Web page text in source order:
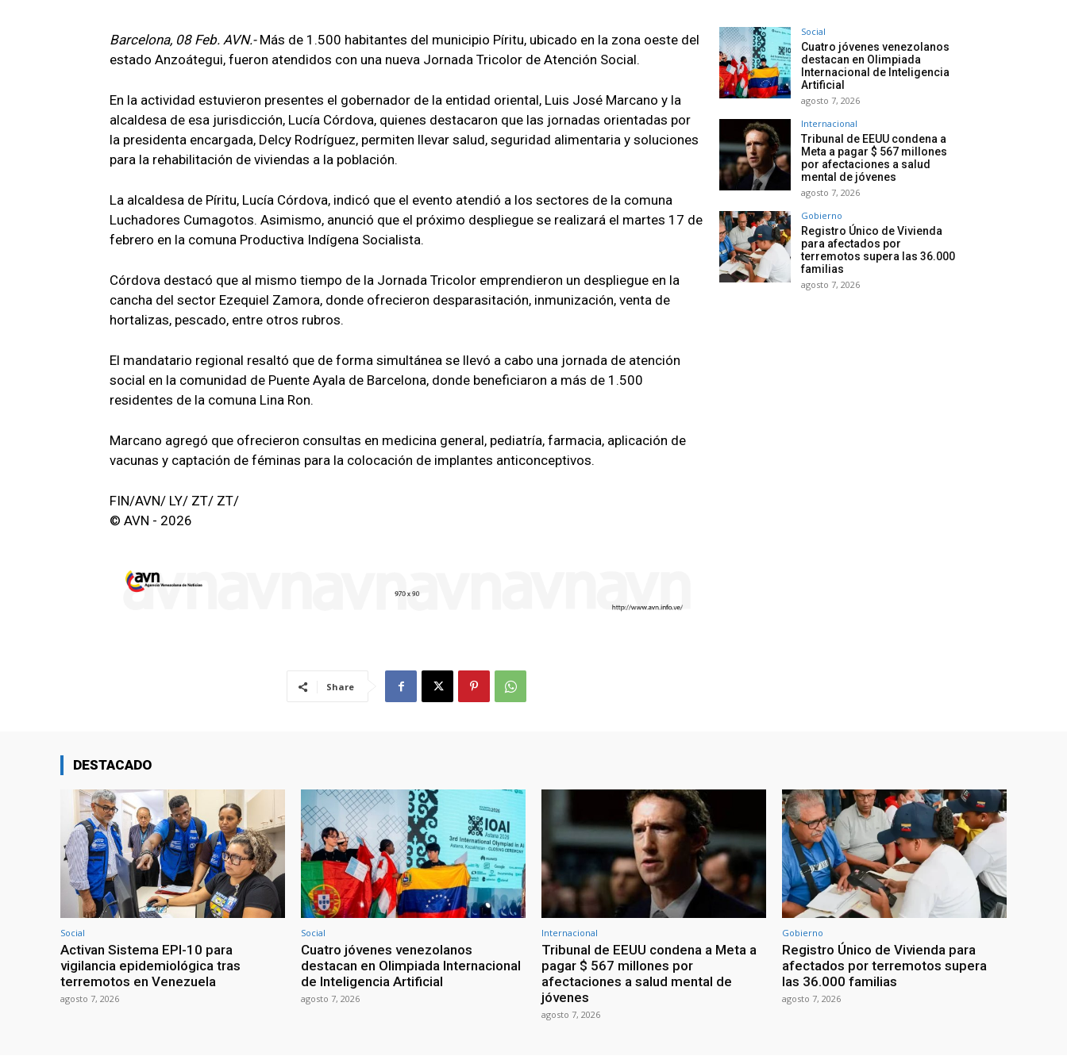
Barcelona, 08 Feb. AVN.- Más de 1.500 habitantes del municipio Píritu, ubicado en la zona oeste del
estado Anzoátegui, fueron atendidos con una nueva Jornada Tricolor de Atención Social.
En la actividad estuvieron presentes el gobernador de la entidad oriental, Luis José Marcano y la
alcaldesa de esa jurisdicción, Lucía Córdova, quienes destacaron que las jornadas orientadas por
la presidenta encargada, Delcy Rodríguez, permiten llevar salud, seguridad alimentaria y soluciones
para la rehabilitación de viviendas a la población.
La alcaldesa de Píritu, Lucía Córdova, indicó que el evento atendió a los sectores de la comuna
Luchadores Cumagotos. Asimismo, anunció que el próximo despliegue se realizará el martes 17 de
febrero en la comuna Productiva Indígena Socialista.
Córdova destacó que al mismo tiempo de la Jornada Tricolor emprendieron un despliegue en la
cancha del sector Ezequiel Zamora, donde ofrecieron desparasitación, inmunización, venta de
hortalizas, pescado, entre otros rubros.
El mandatario regional resaltó que de forma simultánea se llevó a cabo una jornada de atención
social en la comunidad de Puente Ayala de Barcelona, donde beneficiaron a más de 1.500
residentes de la comuna Lina Ron.
Marcano agregó que ofrecieron consultas en medicina general, pediatría, farmacia, aplicación de
vacunas y captación de féminas para la colocación de implantes anticonceptivos.
FIN/AVN/ LY/ ZT/ ZT/
© AVN - 2026
Share
Social
Cuatro jóvenes venezolanos
destacan en Olimpiada
Internacional de Inteligencia
Artificial
agosto 7, 2026
Internacional
Tribunal de EEUU condena a
Meta a pagar $ 567 millones
por afectaciones a salud
mental de jóvenes
agosto 7, 2026
Gobierno
Registro Único de Vivienda
para afectados por
terremotos supera las 36.000
familias
agosto 7, 2026
DESTACADO
Social
Activan Sistema EPI-10 para
vigilancia epidemiológica tras
terremotos en Venezuela
agosto 7, 2026
Social
Cuatro jóvenes venezolanos
destacan en Olimpiada Internacional
de Inteligencia Artificial
agosto 7, 2026
Internacional
Tribunal de EEUU condena a Meta a
pagar $ 567 millones por
afectaciones a salud mental de
jóvenes
agosto 7, 2026
Gobierno
Registro Único de Vivienda para
afectados por terremotos supera
las 36.000 familias
agosto 7, 2026